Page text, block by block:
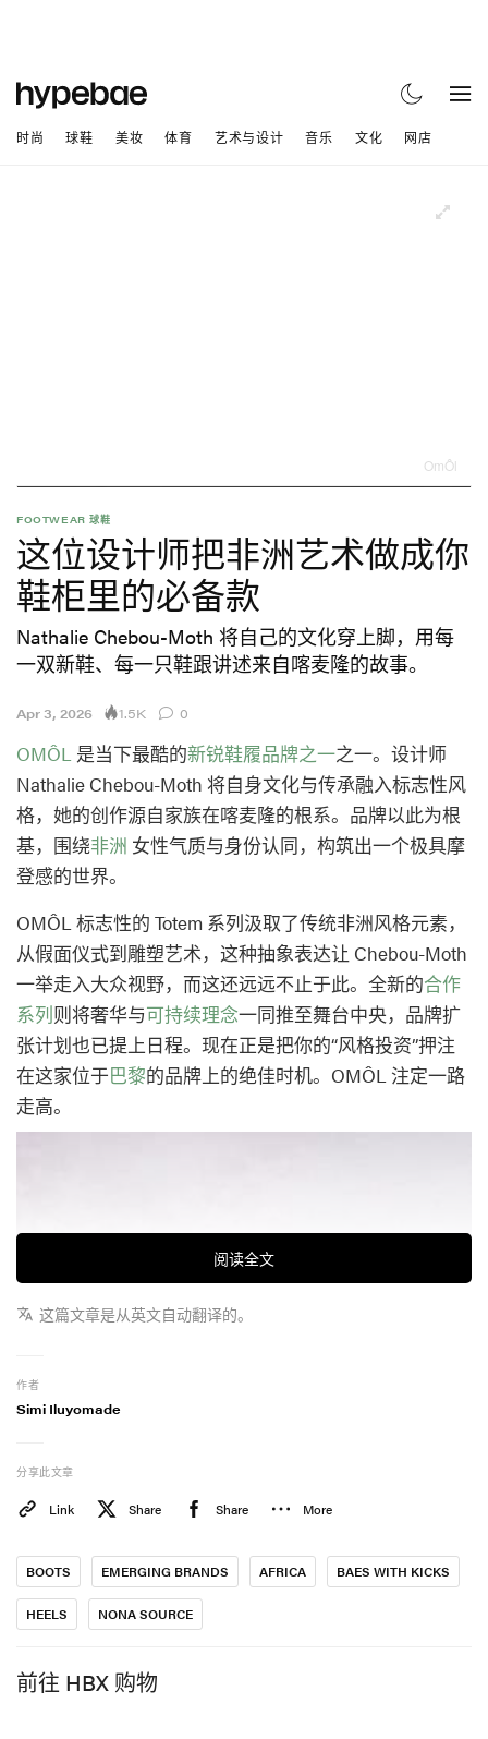
时尚 球鞋 美妆 体育 艺术与设计 音乐 文化 网店
OmÔl
FOOTWEAR 球鞋
这位设计师把非洲艺术做成你
鞋柜里的必备款
Nathalie Chebou-Moth 将自己的文化穿上脚，用每
一双新鞋、每一只鞋跟讲述来自喀麦隆的故事。
Apr 3, 2026 1.5K 0
OMÔL 是当下最酷的新锐鞋履品牌之一之一。设计师
Nathalie Chebou-Moth 将自身文化与传承融入标志性风
格，她的创作源自家族在喀麦隆的根系。品牌以此为根
基，围绕非洲 女性气质与身份认同，构筑出一个极具摩
登感的世界。
OMÔL 标志性的 Totem 系列汲取了传统非洲风格元素，
从假面仪式到雕塑艺术，这种抽象表达让 Chebou-Moth
一举走入大众视野，而这还远远不止于此。全新的合作
系列则将奢华与可持续理念一同推至舞台中央，品牌扩
张计划也已提上日程。现在正是把你的“风格投资”押注
在这家位于巴黎的品牌上的绝佳时机。OMÔL 注定一路
走高。
阅读全文
这篇文章是从英文自动翻译的。
作者
Simi Iluyomade
分享此文章
Link Share Share More
BOOTS EMERGING BRANDS AFRICA BAES WITH KICKS
HEELS NONA SOURCE
前往 HBX 购物